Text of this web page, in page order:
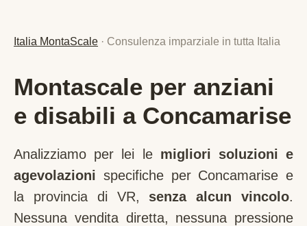
Italia MontaScale · Consulenza imparziale in tutta Italia
Montascale per anziani
e disabili a Concamarise
Analizziamo per lei le migliori soluzioni e
agevolazioni specifiche per Concamarise e
la provincia di VR, senza alcun vincolo.
Nessuna vendita diretta, nessuna pressione